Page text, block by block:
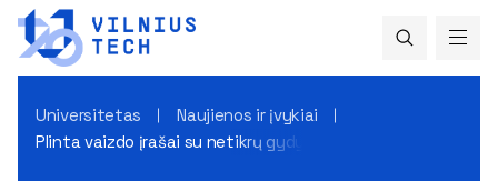
Universitetas
Naujienos ir įvykiai
Plinta vaizdo įrašai su netikrų gydytojų patarimais: kaip